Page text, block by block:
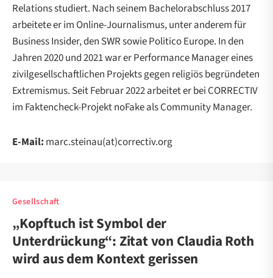
Relations studiert. Nach seinem Bachelorabschluss 2017
arbeitete er im Online-Journalismus, unter anderem für
Business Insider, den SWR sowie Politico Europe. In den
Jahren 2020 und 2021 war er Performance Manager eines
zivilgesellschaftlichen Projekts gegen religiös begründeten
Extremismus. Seit Februar 2022 arbeitet er bei CORRECTIV
im Faktencheck-Projekt noFake als Community Manager.
E-Mail: marc.steinau(at)correctiv.org
Gesellschaft
„Kopftuch ist Symbol der
Unterdrückung“: Zitat von Claudia Roth
wird aus dem Kontext gerissen